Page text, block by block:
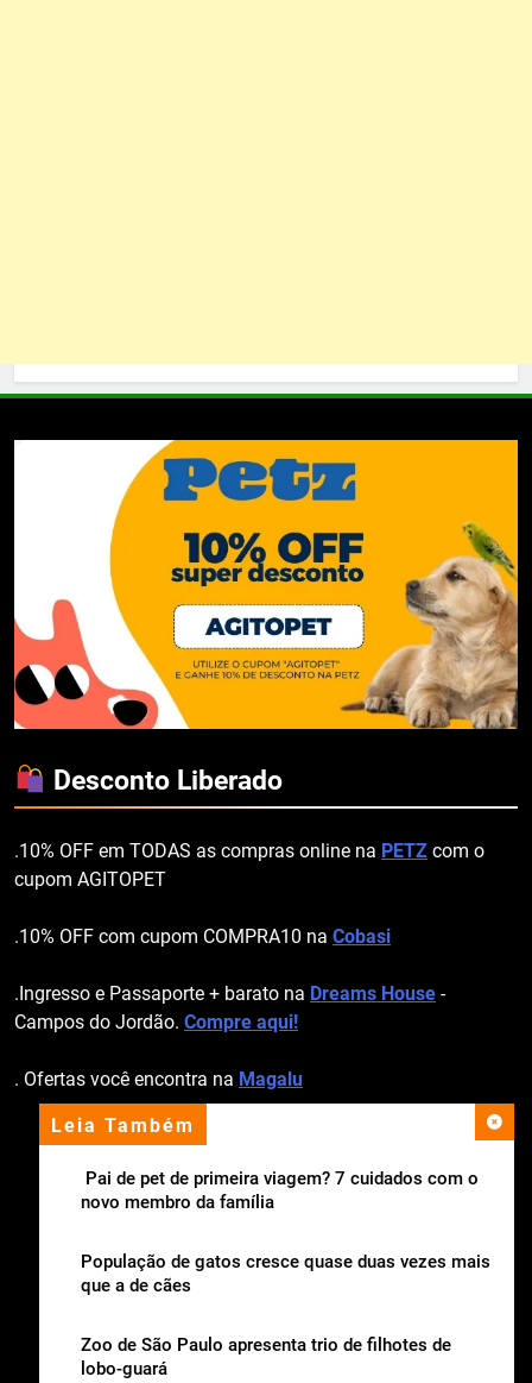
Leia Também
Pai de pet de primeira viagem? 7 cuidados com o
novo membro da família
População de gatos cresce quase duas vezes mais
que a de cães
Zoo de São Paulo apresenta trio de filhotes de
lobo-guará
Desconto Liberado
.10% OFF em TODAS as compras online na PETZ com o
cupom AGITOPET
.10% OFF com cupom COMPRA10 na Cobasi
.Ingresso e Passaporte + barato na Dreams House -
Campos do Jordão. Compre aqui!
. Ofertas você encontra na Magalu
apoio institucional